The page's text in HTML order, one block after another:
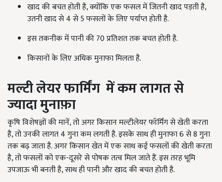
खाद की बचत होती है, क्योंकि एक फसल में जितनी खाद पड़ती है,
उतनी खाद से 4 से 5 फसलों के लिए पर्याप्त होती है.
इस तकनीक में पानी की 70 प्रतिशत तक बचत होती है.
किसानों के लिए अधिक मुनाफा मिलता है.
मल्टीलेयर फार्मिंग में कम लागत से
ज्यादा मुनाफ़ा
कृषि विशेषज्ञों की मानें, तो अगर किसान मल्टीलेयर फॉर्मिंग से खेती करता
है, तो उनकी लागत 4 गुना कम लगती है. इसके साथ ही मुनाफा 6 से 8 गुना
तक बढ़ जाता है. अगर किसान खेत में एक साथ कई फसलों की खेती करता
है, तो फसलों को एक-दूसरे से पोषक तत्व मिल जाते हैं. इस तरह भूमि
उपजाऊ भी बनती है, साथ ही पानी और खाद की बचत होती है.